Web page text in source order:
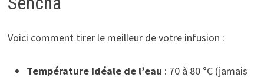
Voici comment tirer le meilleur de votre infusion :
Température idéale de l’eau : 70 à 80 °C (jamais